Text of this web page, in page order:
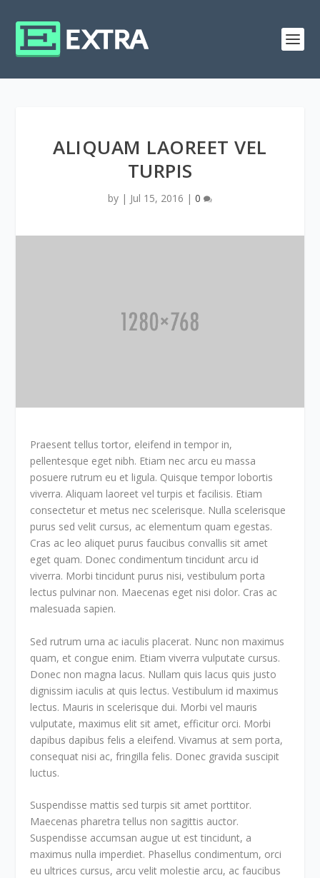
ALIQUAM LAOREET VEL
TURPIS
by | Jul 15, 2016 | 0
Praesent tellus tortor, eleifend in tempor in,
pellentesque eget nibh. Etiam nec arcu eu massa
posuere rutrum eu et ligula. Quisque tempor lobortis
viverra. Aliquam laoreet vel turpis et facilisis. Etiam
consectetur et metus nec scelerisque. Nulla scelerisque
purus sed velit cursus, ac elementum quam egestas.
Cras ac leo aliquet purus faucibus convallis sit amet
eget quam. Donec condimentum tincidunt arcu id
viverra. Morbi tincidunt purus nisi, vestibulum porta
lectus pulvinar non. Maecenas eget nisi dolor. Cras ac
malesuada sapien.
Sed rutrum urna ac iaculis placerat. Nunc non maximus
quam, et congue enim. Etiam viverra vulputate cursus.
Donec non magna lacus. Nullam quis lacus quis justo
dignissim iaculis at quis lectus. Vestibulum id maximus
lectus. Mauris in scelerisque dui. Morbi vel mauris
vulputate, maximus elit sit amet, efficitur orci. Morbi
dapibus dapibus felis a eleifend. Vivamus at sem porta,
consequat nisi ac, fringilla felis. Donec gravida suscipit
luctus.
Suspendisse mattis sed turpis sit amet porttitor.
Maecenas pharetra tellus non sagittis auctor.
Suspendisse accumsan augue ut est tincidunt, a
maximus nulla imperdiet. Phasellus condimentum, orci
eu ultrices cursus, arcu velit molestie arcu, ac faucibus